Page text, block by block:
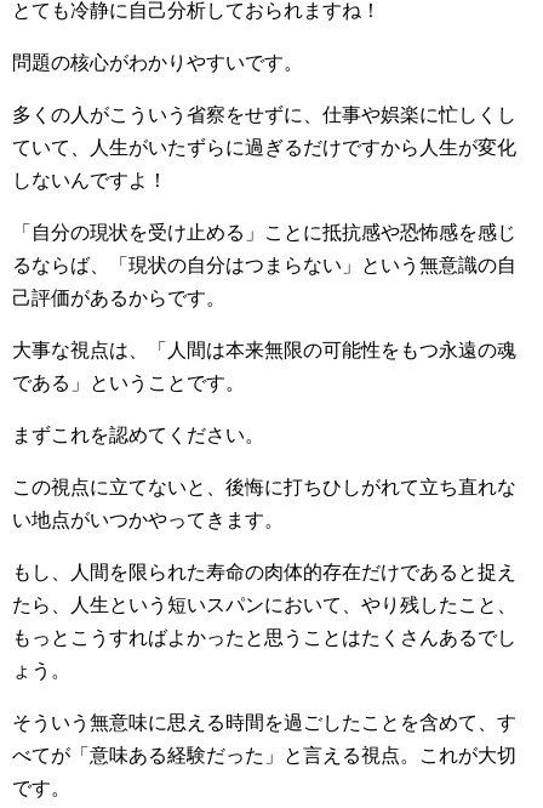
とても冷静に自己分析しておられますね！
問題の核心がわかりやすいです。
多くの人がこういう省察をせずに、仕事や娯楽に忙しくし
ていて、人生がいたずらに過ぎるだけですから人生が変化
しないんですよ！
「自分の現状を受け止める」ことに抵抗感や恐怖感を感じ
るならば、「現状の自分はつまらない」という無意識の自
己評価があるからです。
大事な視点は、「人間は本来無限の可能性をもつ永遠の魂
である」ということです。
まずこれを認めてください。
この視点に立てないと、後悔に打ちひしがれて立ち直れな
い地点がいつかやってきます。
もし、人間を限られた寿命の肉体的存在だけであると捉え
たら、人生という短いスパンにおいて、やり残したこと、
もっとこうすればよかったと思うことはたくさんあるでし
ょう。
そういう無意味に思える時間を過ごしたことを含めて、す
べてが「意味ある経験だった」と言える視点。これが大切
です。